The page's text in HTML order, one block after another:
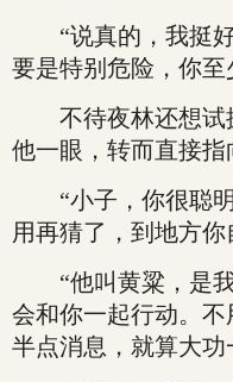
“说真的，我挺好
要是特别危险，你至
不待夜林还想试
他一眼，转而直接指
“小子，你很聪明
用再猜了，到地方你
“他叫黄粱，是我
会和你一起行动。
半点消息，就算大功